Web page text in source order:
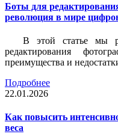
Боты для
революция в мире
В этой статье мы
редактирования
преимущества и
Подробнее
22.01.2026
Как повысить
веса